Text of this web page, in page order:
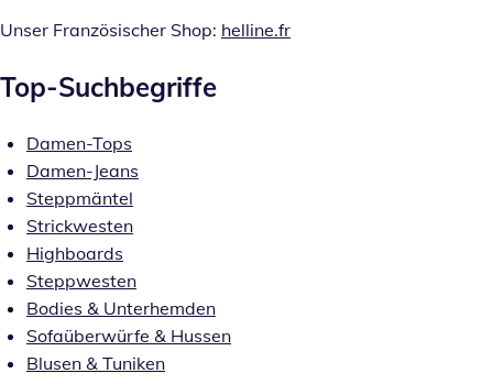
Unser Französischer Shop: helline.fr
Top-Suchbegriffe
Damen-Tops
Damen-Jeans
Steppmäntel
Strickwesten
Highboards
Steppwesten
Bodies & Unterhemden
Sofaüberwürfe & Hussen
Blusen & Tuniken